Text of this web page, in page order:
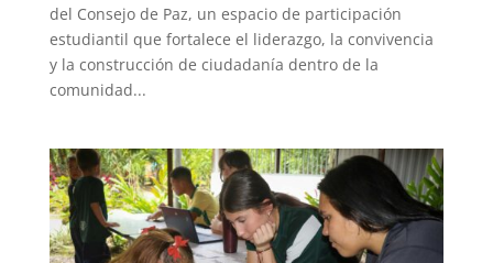
del Consejo de Paz, un espacio de participación
estudiantil que fortalece el liderazgo, la convivencia
y la construcción de ciudadanía dentro de la
comunidad...